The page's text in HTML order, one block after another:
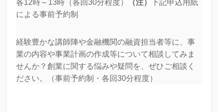
各12時～13時（各回30分程度） （注）
下記申込用紙
による事前予約制
経験豊かな講師陣や金融機関の融資担当者等に、事
業の内容や事業計画の作成等について相談してみま
せんか？創業に関する悩みや疑問を、ぜひご相談く
ださい。（事前予約制・各回30分程度）